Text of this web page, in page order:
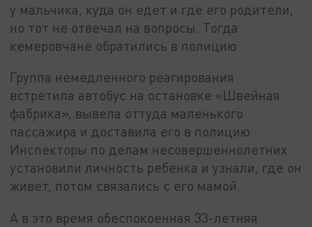
у мальчика, куда он едет и где его родители,
но тот не отвечал на вопросы. Тогда
кемеровчане обратились в полицию
Группа немедленного реагирования
встретила автобус на остановке «Швейная
фабрика», вывела оттуда маленького
пассажира и доставила его в полицию.
Инспекторы по делам несовершеннолетних
установили личность ребенка и узнали, где он
живет, потом связались с его мамой.
А в это время обеспокоенная 33-летняя